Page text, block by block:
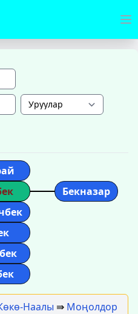
Бекназар
Наалы ⇛ Моңолдор